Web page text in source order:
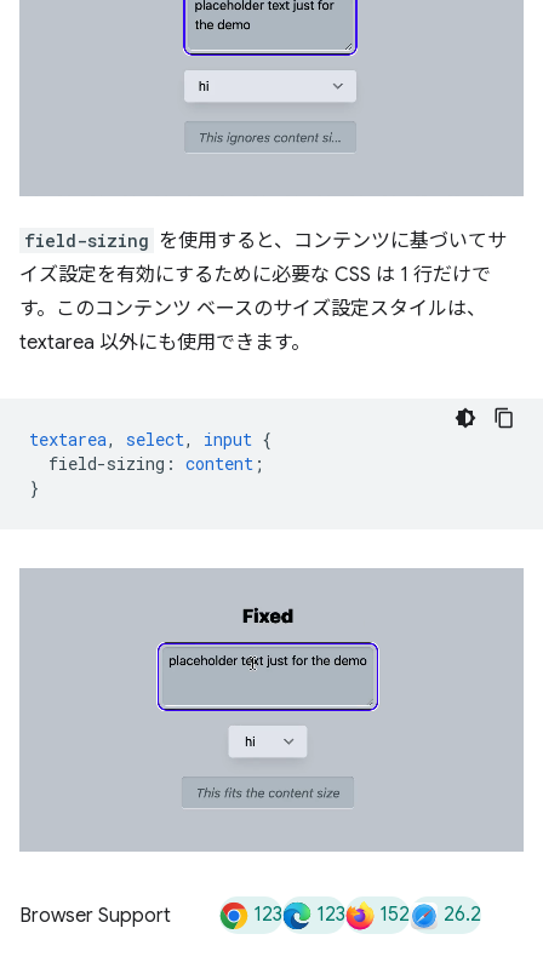
field-sizing を使用すると、コンテンツに基づいてサ
イズ設定を有効にするために必要な CSS は 1 行だけで
す。このコンテンツ ベースのサイズ設定スタイルは、
textarea 以外にも使用できます。
textarea, select, input {
field-sizing : content ;
}
Browser Support 123 123 152 26.2